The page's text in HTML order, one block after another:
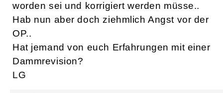
worden sei und korrigiert werden müsse..
Hab nun aber doch ziehmlich Angst vor der
OP..
Hat jemand von euch Erfahrungen mit einer
Dammrevision?
LG